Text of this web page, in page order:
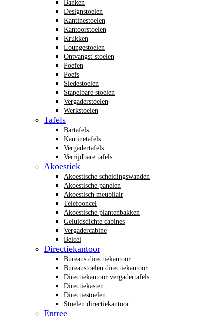
Banken
Designstoelen
Kantinestoelen
Kantoorstoelen
Krukken
Loungestoelen
Ontvangst-stoelen
Poefen
Poefs
Sledestoelen
Stapelbare stoelen
Vergaderstoelen
Werkstoelen
Tafels
Bartafels
Kantinetafels
Vergadertafels
Verrijdbare tafels
Akoestiek
Akoestische scheidingswanden
Akoestische panelen
Akoestisch meubilair
Telefooncel
Akoestische plantenbakken
Geluidsdichte cabines
Vergadercabine
Belcel
Directiekantoor
Bureaus directiekantoor
Bureaustoelen directiekantoor
Directiekantoor vergadertafels
Directiekasten
Directiestoelen
Stoelen directiekantoor
Entree